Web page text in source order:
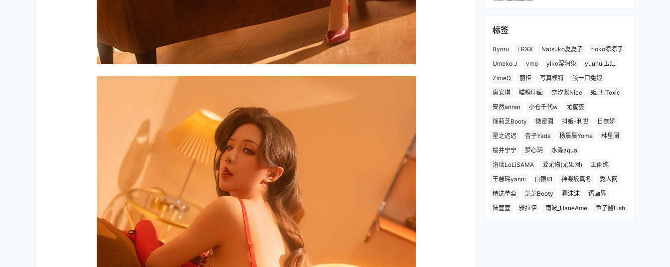
标签
Byoru LRXX Natsuko夏夏子
rioko凉凉子
Umeko J
vmb yiko湿润兔
yuuhui玉汇
ZinieQ
丽柜 写真模特
咬一口兔娘
唐安琪
喵糖印画 奈汐酱Nice
妲己_Toxic
安然anran
小仓千代w
尤蜜荟
徐莉芝Booty
微密圈 抖娘-利世
日奈娇
星之迟迟
杏子Yada 杨晨晨Yome
林星阑
桜井宁宁
梦心玥
水淼aqua
洛璃LoLiSAMA
爱尤物(尤果网)
王雨纯
王馨瑶yanni
白银81 神楽坂真冬
秀人网
精选单套
芝芝Booty 蠢沫沫
语画界
陆萱萱
雅拉伊 雨波_HaneAme 鱼子酱Fish